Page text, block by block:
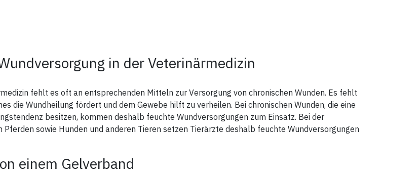
in der Veterinärmedizin
fehlt es oft an entsprechenden Mitteln zur Versorgung von chronischen Wunden. Es fehlt
die Wundheilung fördert und dem Gewebe hilft zu verheilen. Bei chronischen Wunden, die eine
besitzen, kommen deshalb feuchte Wundversorgungen zum Einsatz. Bei der
Pferden sowie Hunden und anderen Tieren setzen Tierärzte deshalb feuchte Wundversorgungen
einem Gelverband